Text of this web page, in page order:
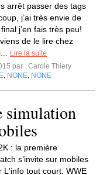
arrêt passer des tags
j’ai très envie de
j’en fais très peu!
de le lire chez
Lire la suite
par
Carole Thiery
NONE NONE
simulation
: la première
s’invite sur mobiles
L'info tout court. WWE